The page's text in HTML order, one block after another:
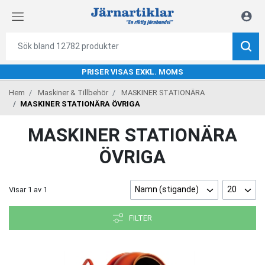
PRISER VISAS EXKL. MOMS
Hem Maskiner & Tillbehör
MASKINER STATIONÄRA
MASKINER STATIONÄRA ÖVRIGA
MASKINER STATIONÄRA
ÖVRIGA
Visar 1 av 1 Namn (stigande) 20
FILTER